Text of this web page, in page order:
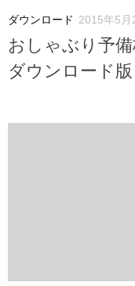
ダウンロード 2015年5月
おしゃぶり予備
ダウンロード版